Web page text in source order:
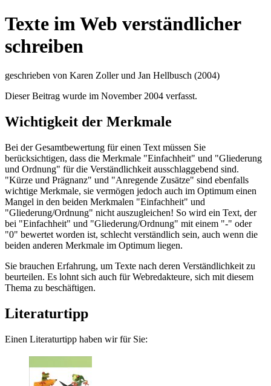
Texte im Web verständlicher
schreiben
geschrieben von Karen Zoller und Jan Hellbusch (2004)
Dieser Beitrag wurde im November 2004 verfasst.
Wichtigkeit der Merkmale
Bei der Gesamtbewertung für einen Text müssen Sie
berücksichtigen, dass die Merkmale "Einfachheit" und "Gliederung
und Ordnung" für die Verständlichkeit ausschlaggebend sind.
"Kürze und Prägnanz" und "Anregende Zusätze" sind ebenfalls
wichtige Merkmale, sie vermögen jedoch auch im Optimum einen
Mangel in den beiden Merkmalen "Einfachheit" und
"Gliederung/Ordnung" nicht auszugleichen! So wird ein Text, der
bei "Einfachheit" und "Gliederung/Ordnung" mit einem "-" oder
"0" bewertet worden ist, schlecht verständlich sein, auch wenn die
beiden anderen Merkmale im Optimum liegen.
Sie brauchen Erfahrung, um Texte nach deren Verständlichkeit zu
beurteilen. Es lohnt sich auch für Webredakteure, sich mit diesem
Thema zu beschäftigen.
Literaturtipp
Einen Literaturtipp haben wir für Sie: